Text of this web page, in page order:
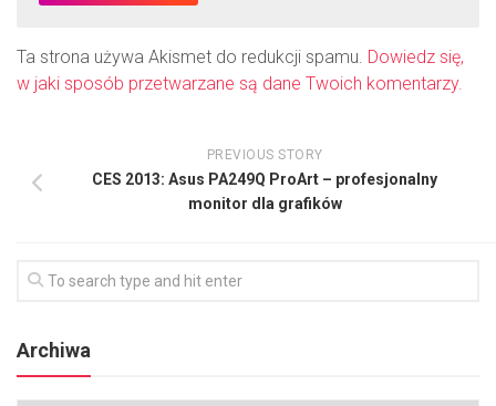
Ta strona używa Akismet do redukcji spamu. Dowiedz się,
w jaki sposób przetwarzane są dane Twoich komentarzy.
PREVIOUS STORY
CES 2013: Asus PA249Q ProArt – profesjonalny
monitor dla grafików
Archiwa